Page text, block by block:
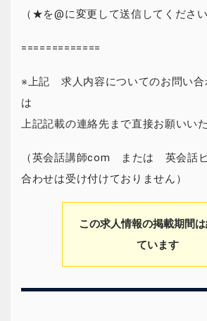
（★を@に変更して送信してください
=============
※上記 求人内容についてのお問い合
は
上記記載の連絡先まで直接お願いいた
（英会話講師com または 英会話
合わせは受け付けておりません）
この求人情報の掲載期間
ています